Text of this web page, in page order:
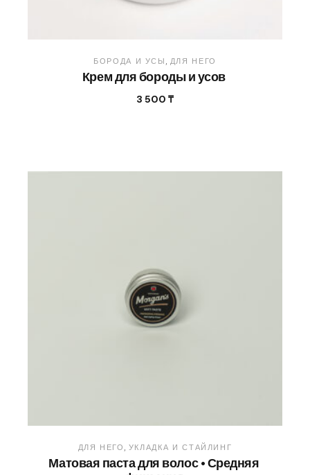
БОРОДА И УСЫ ДЛЯ НЕГО
Крем для бороды и усов
3 500 ₸
ДЛЯ НЕГО УКЛАДКА И СТАЙЛИНГ
Матовая паста для волос • Средняя